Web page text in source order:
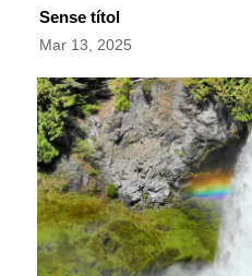
Sense títol
Mar 13, 2025